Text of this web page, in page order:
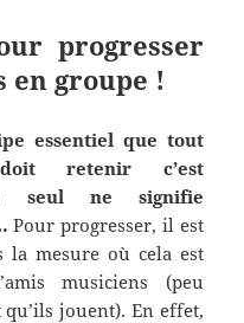
progresser
en groupe !
essentiel que tout
retenir c’est
seul ne signifie
Pour progresser, il est
la mesure où cela est
musiciens (peu
jouent). En effet,